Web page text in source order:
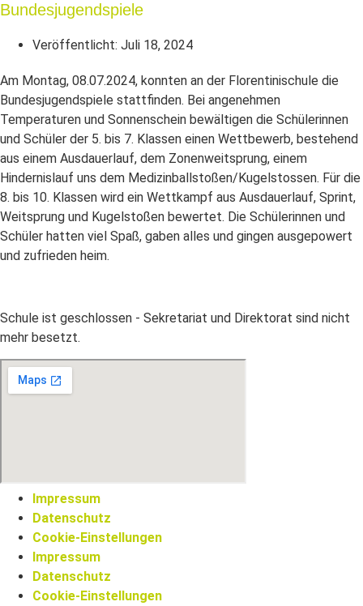
Bundesjugendspiele
Veröffentlicht: Juli 18, 2024
Am Montag, 08.07.2024, konnten an der Florentinischule die
Bundesjugendspiele stattfinden. Bei angenehmen
Temperaturen und Sonnenschein bewältigen die Schülerinnen
und Schüler der 5. bis 7. Klassen einen Wettbewerb, bestehend
aus einem Ausdauerlauf, dem Zonenweitsprung, einem
Hindernislauf uns dem Medizinballstoßen/Kugelstossen. Für die
8. bis 10. Klassen wird ein Wettkampf aus Ausdauerlauf, Sprint,
Weitsprung und Kugelstoßen bewertet. Die Schülerinnen und
Schüler hatten viel Spaß, gaben alles und gingen ausgepowert
und zufrieden heim.
Schule ist geschlossen - Sekretariat und Direktorat sind nicht
mehr besetzt.
Impressum
Datenschutz
Cookie-Einstellungen
Impressum
Datenschutz
Cookie-Einstellungen